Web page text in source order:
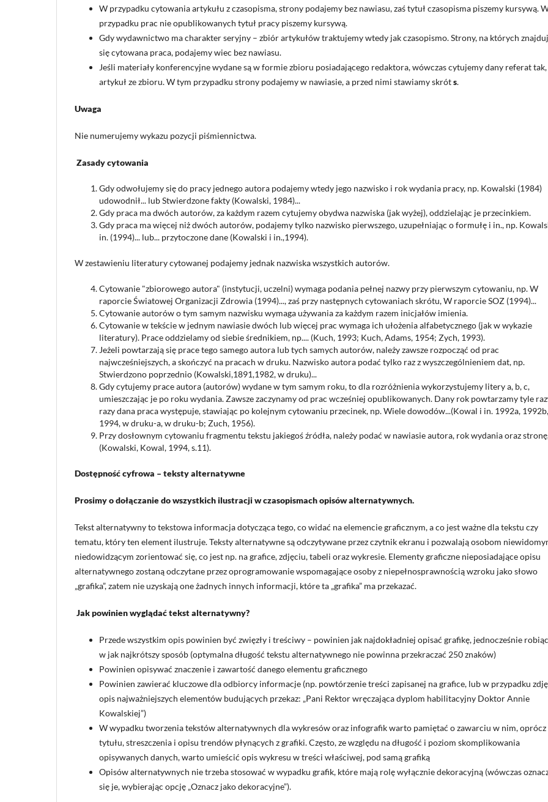
W przypadku cytowania artykułu z czasopisma, strony podajemy bez nawiasu, zaś tytuł czasopisma piszemy kursywą.
przypadku prac nie opublikowanych tytuł pracy piszemy kursywą.
Gdy wydawnictwo ma charakter seryjny – zbiór artykułów traktujemy wtedy jak czasopismo. Strony, na których
się cytowana praca, podajemy wiec bez nawiasu.
Jeśli materiały konferencyjne wydane są w formie zbioru posiadającego redaktora, wówczas cytujemy dany referat
artykuł ze zbioru. W tym przypadku strony podajemy w nawiasie, a przed nimi stawiamy skróts.
Uwaga
Nie numerujemy wykazu pozycji piśmiennictwa.
Zasady cytowania
Gdy odwołujemy się do pracy jednego autora podajemy wtedy jego nazwisko i rok wydania pracy, np. Kowalski (1984)
udowodnił... lub Stwierdzone fakty (Kowalski, 1984)...
Gdy praca ma dwóch autorów, za każdym razem cytujemy obydwa nazwiska (jak wyżej), oddzielając je przecinkiem.
Gdy praca ma więcej niż dwóch autorów, podajemy tylko nazwisko pierwszego, uzupełniając o formułę i in., np.
in. (1994)... lub... przytoczone dane (Kowalski i in.,1994).
W zestawieniu literatury cytowanej podajemy jednak nazwiska wszystkich autorów.
Cytowanie "zbiorowego autora" (instytucji, uczelni) wymaga podania pełnej nazwy przy pierwszym cytowaniu, np. W
raporcie Światowej Organizacji Zdrowia (1994)..., zaś przy następnych cytowaniach skrótu, W raporcie SOZ (1994)...
Cytowanie autorów o tym samym nazwisku wymaga używania za każdym razem inicjałów imienia.
Cytowanie w tekście w jednym nawiasie dwóch lub więcej prac wymaga ich ułożenia alfabetycznego (jak w wykazie
literatury). Prace oddzielamy od siebie średnikiem, np.... (Kuch, 1993; Kuch, Adams, 1954; Zych, 1993).
Jeżeli powtarzają się prace tego samego autora lub tych samych autorów, należy zawsze rozpocząć od prac
najwcześniejszych, a skończyć na pracach w druku. Nazwisko autora podać tylko raz z wyszczególnieniem dat, np.
Stwierdzono poprzednio (Kowalski,1891,1982, w druku)...
Gdy cytujemy prace autora (autorów) wydane w tym samym roku, to dla rozróżnienia wykorzystujemy litery a, b, c,
umieszczając je po roku wydania. Zawsze zaczynamy od prac wcześniej opublikowanych. Dany rok powtarzamy tyle
razy dana praca występuje, stawiając po kolejnym cytowaniu przecinek, np. Wiele dowodów...(Kowal i in. 1992a, 1992b,
1994, w druku-a, w druku-b; Zuch, 1956).
Przy dosłownym cytowaniu fragmentu tekstu jakiegoś źródła, należy podać w nawiasie autora, rok wydania oraz
(Kowalski, Kowal, 1994, s.11).
Dostępność cyfrowa – teksty alternatywne
Prosimy o dołączanie do wszystkich ilustracji w czasopismach opisów alternatywnych.
Tekst alternatywny to tekstowa informacja dotycząca tego, co widać na elemencie graficznym, a co jest ważne dla tekstu czy
tematu, który ten element ilustruje. Teksty alternatywne są odczytywane przez czytnik ekranu i pozwalają osobom
niedowidzącym zorientować się, co jest np. na grafice, zdjęciu, tabeli oraz wykresie. Elementy graficzne nieposiadające opisu
alternatywnego zostaną odczytane przez oprogramowanie wspomagające osoby z niepełnosprawnością wzroku jako słowo
„grafika”, zatem nie uzyskają one żadnych innych informacji, które ta „grafika” ma przekazać.
Jak powinien wyglądać tekst alternatywny?
Przede wszystkim opis powinien być zwięzły i treściwy – powinien jak najdokładniej opisać grafikę, jednocześnie
w jak najkrótszy sposób (optymalna długość tekstu alternatywnego nie powinna przekraczać 250 znaków)
Powinien opisywać znaczenie i zawartość danego elementu graficznego
Powinien zawierać kluczowe dla odbiorcy informacje (np. powtórzenie treści zapisanej na grafice, lub w przypadku
opis najważniejszych elementów budujących przekaz: „Pani Rektor wręczająca dyplom habilitacyjny Doktor Annie
Kowalskiej”)
W wypadku tworzenia tekstów alternatywnych dla wykresów oraz infografik warto pamiętać o zawarciu w nim, oprócz
tytułu, streszczenia i opisu trendów płynących z grafiki. Często, ze względu na długość i poziom skomplikowania
opisywanych danych, warto umieścić opis wykresu w treści właściwej, pod samą grafiką
Opisów alternatywnych nie trzeba stosować w wypadku grafik, które mają rolę wyłącznie dekoracyjną (wówczas
się je, wybierając opcję „Oznacz jako dekoracyjne”).